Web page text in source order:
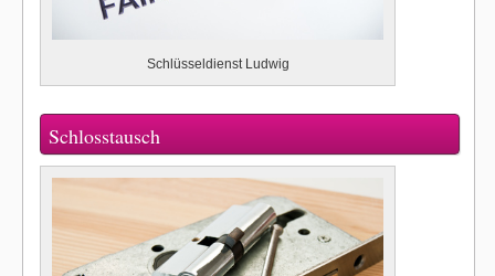
Schlüsseldienst Ludwig
Schlosstausch